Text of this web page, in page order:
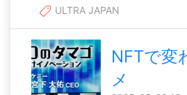
ULTRA JAPAN
NFTで変
メ